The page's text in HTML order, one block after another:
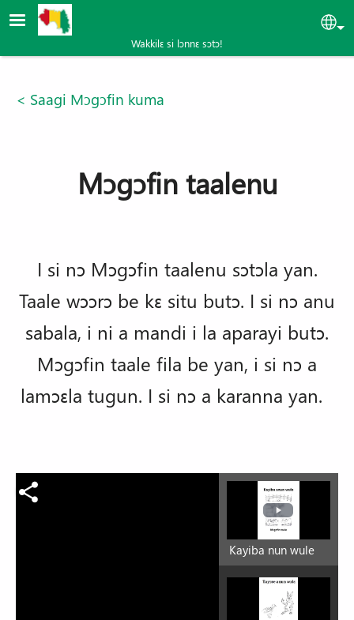
Aller au contenu principal
Wakkilɛ si lɔnnɛ sɔtɔ!
< Saagi Mɔgɔfin kuma
Mɔgɔfin taalenu
I si nɔ Mɔgɔfin taalenu sɔtɔla yan.
Taale wɔɔrɔ be kɛ situ butɔ. I si nɔ anu
sabala, i ni a mandi i la aparayi butɔ.
Mɔgɔfin taale fila be yan, i si nɔ a
lamɔɛla tugun. I si nɔ a karanna yan.
Kayiba nun wule